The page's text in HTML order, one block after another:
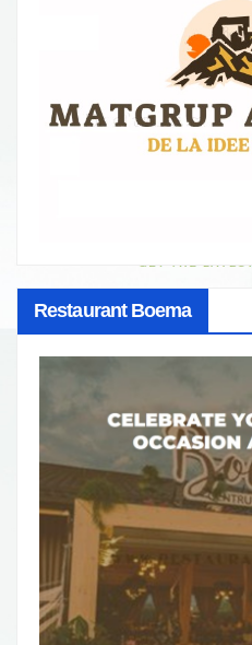
Restaurant Boema